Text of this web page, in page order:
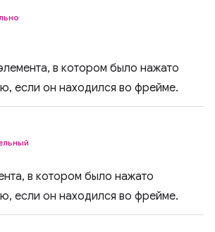
в котором было нажато
если он находился во фрейме.
в котором было нажато
если он находился во фрейме.